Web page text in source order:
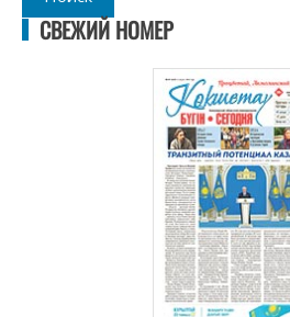
СВЕЖИЙ НОМЕР